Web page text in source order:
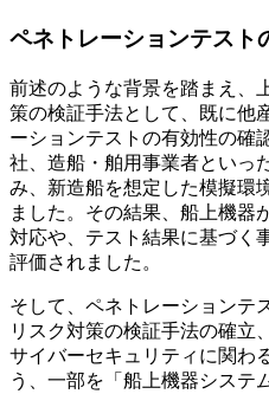
ペネトレーションテスト
前述のような背景を踏まえ、
策の検証手法として、既に他
ーションテストの有効性の確
社、造船・舶用事業者といっ
み、新造船を想定した模擬環
ました。その結果、船上機器
対応や、テスト結果に基づく
評価されました。
そして、ペネトレーションテ
リスク対策の検証手法の確立
サイバーセキュリティに関わ
う、一部を「船上機器システ